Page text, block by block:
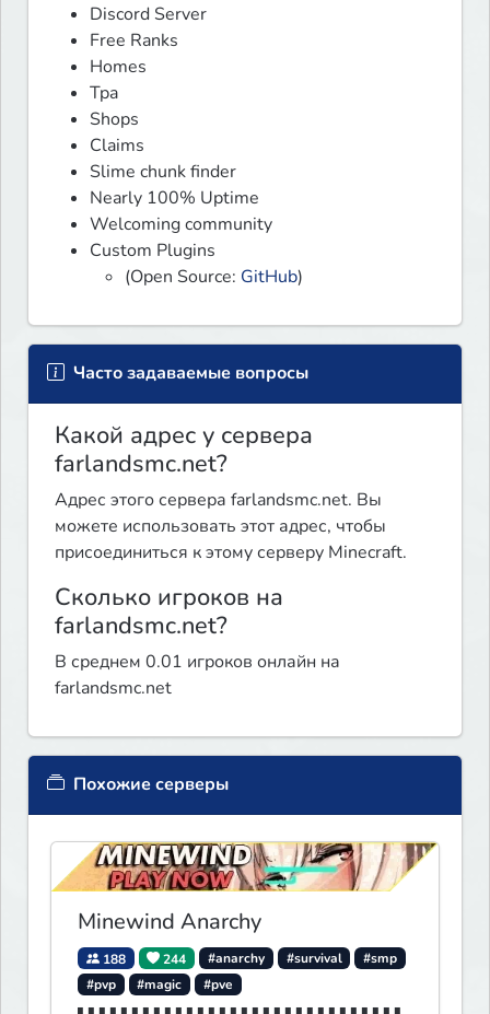
Discord Server
Free Ranks
Homes
Tpa
Shops
Claims
Slime chunk finder
Nearly 100% Uptime
Welcoming community
Custom Plugins
(Open Source: GitHub)
Часто задаваемые вопросы
Какой адрес у сервера
farlandsmc.net?
Адрес этого сервера farlandsmc.net. Вы
можете использовать этот адрес, чтобы
присоединиться к этому серверу Minecraft.
Сколько игроков на
farlandsmc.net?
В среднем 0.01 игроков онлайн на
farlandsmc.net
Похожие серверы
Minewind Anarchy
188 244 #anarchy #survival
#smp
#pvp
#magic #pve